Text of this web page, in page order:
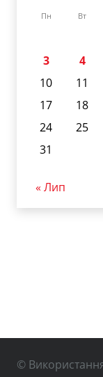
Пн Вт
3
4
10
11
17
18
24
25
31
« Лип
©